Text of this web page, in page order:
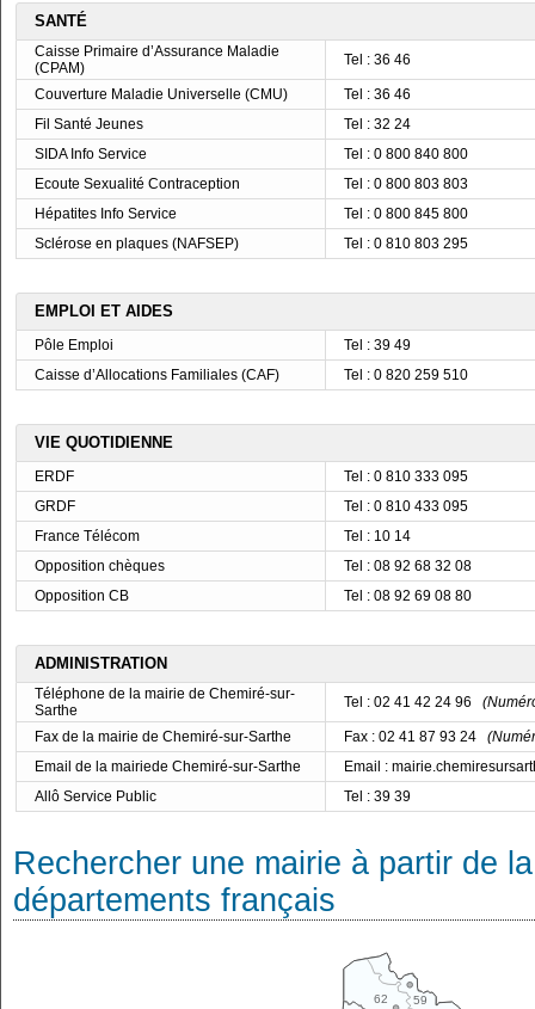
SANTÉ
Caisse Primaire d’Assurance Maladie
(CPAM)
Tel : 36 46
Couverture Maladie Universelle (CMU)
Tel : 36 46
Fil Santé Jeunes
Tel : 32 24
SIDA Info Service
Tel : 0 800 840 800
Ecoute Sexualité Contraception
Tel : 0 800 803 803
Hépatites Info Service
Tel : 0 800 845 800
Sclérose en plaques (NAFSEP)
Tel : 0 810 803 295
EMPLOI ET AIDES
Pôle Emploi
Tel : 39 49
Caisse d’Allocations Familiales (CAF)
Tel : 0 820 259 510
VIE QUOTIDIENNE
ERDF
Tel : 0 810 333 095
GRDF
Tel : 0 810 433 095
France Télécom
Tel : 10 14
Opposition chèques
Tel : 08 92 68 32 08
Opposition CB
Tel : 08 92 69 08 80
ADMINISTRATION
Téléphone de la mairie de Chemiré-sur-
Sarthe
Tel : 02 41 42 24 96
Fax de la mairie de Chemiré-sur-Sarthe Fax : 02 41 87 93 24
Email de la mairiede Chemiré-sur-Sarthe
Email :
Allô Service Public
Tel : 39 39
Rechercher une mairie à partir de
départements français
59
62